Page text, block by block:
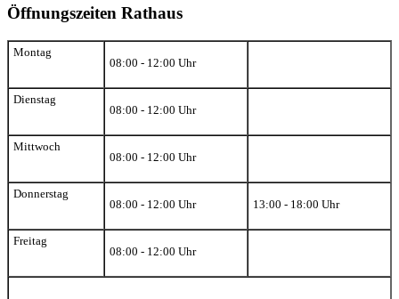
Öffnungszeiten Rathaus
Montag
08:00 - 12:00 Uhr
Dienstag
08:00 - 12:00 Uhr
Mittwoch
08:00 - 12:00 Uhr
Donnerstag
08:00 - 12:00 Uhr
13:00 - 18:00 Uhr
Freitag
08:00 - 12:00 Uhr